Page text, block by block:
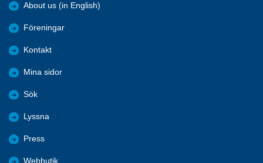
About us (in English)
Föreningar
Kontakt
Mina sidor
Sök
Lyssna
Press
Webbutik